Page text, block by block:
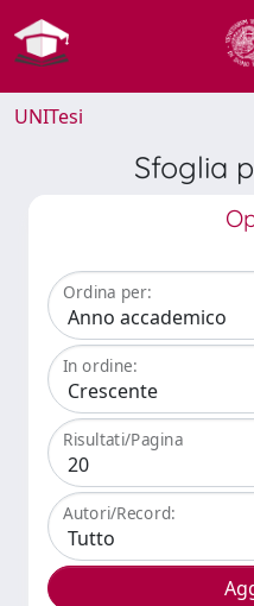
UNITesi
Sfoglia
Ordina per:
In ordine:
Risultati/Pagina
Autori/Record: